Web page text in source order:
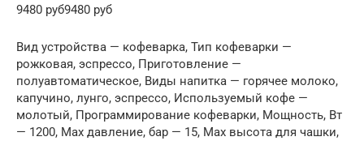
9480 руб9480 руб
Вид устройства — кофеварка, Тип кофеварки —
рожковая, эспрессо, Приготовление —
полуавтоматическое, Виды напитка — горячее молоко,
капучино, лунго, эспрессо, Используемый кофе —
молотый, Программирование кофеварки, Мощность, Вт
— 1200, Max давление, бар — 15, Max высота для чашки,